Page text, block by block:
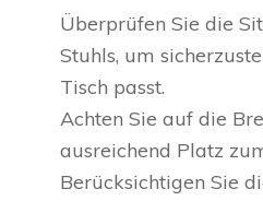
Überprüfen Sie die
Stuhls, um
Tisch passt.
Achten Sie auf die
ausreichend Platz
Berücksichtigen Sie